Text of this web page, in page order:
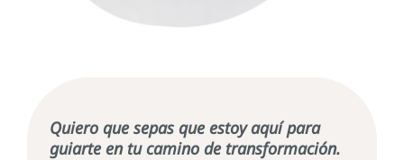
Quiero que sepas que estoy aquí para
guiarte en tu camino de transformación.